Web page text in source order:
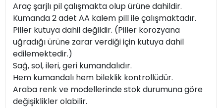
Araç şarjlı pil çalışmakta olup ürüne dahildir.
Kumanda 2 adet AA kalem pill ile çalışmaktadır.
Piller kutuya dahil değildir. (Piller korozyana
uğradığı ürüne zarar verdiği için kutuya dahil
edilemektedir.)
Sağ, sol, ileri, geri kumandalıdır.
Hem kumandalı hem bileklik kontrollüdür.
Araba renk ve modellerinde stok durumuna göre
değişiklikler olabilir.